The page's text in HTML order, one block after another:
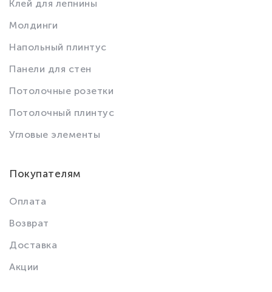
Клей для лепнины
Молдинги
Напольный плинтус
Панели для стен
Потолочные розетки
Потолочный плинтус
Угловые элементы
Покупателям
Оплата
Возврат
Доставка
Акции